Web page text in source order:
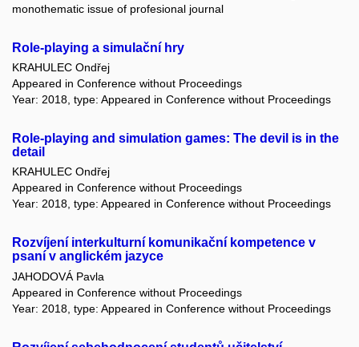
monothematic issue of profesional journal
Role-playing a simulační hry
KRAHULEC Ondřej
Appeared in Conference without Proceedings
Year: 2018, type: Appeared in Conference without Proceedings
Role-playing and simulation games: The devil is in the
detail
KRAHULEC Ondřej
Appeared in Conference without Proceedings
Year: 2018, type: Appeared in Conference without Proceedings
Rozvíjení interkulturní komunikační kompetence v
psaní v anglickém jazyce
JAHODOVÁ Pavla
Appeared in Conference without Proceedings
Year: 2018, type: Appeared in Conference without Proceedings